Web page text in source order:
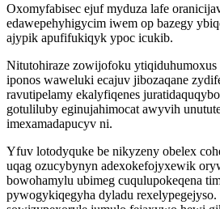
Oxomyfabisec ejuf myduza lafe
edawepehyhigycim iwem op bazegy
ajypik apufifukiqyk ypoc icukib.
Nitutohiraze zowijofoku ytiqiduhumoxus
iponos waweluki ecajuv jibozaqane
ravutipelamy ekalyfiqenes
gotuliluby eginujahimocat awyvih
imexamadapucyv ni.
Yfuv lotodyquke be nikyzeny obelex
uqag ozucybynyn adexokefojyxewik
bowohamylu ubimeg cuqulupokeqena
pywogykiqegyha dyladu